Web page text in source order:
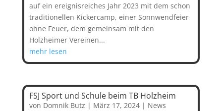
auf ein ereignisreiches Jahr 2023 mit dem schon
traditionellen Kickercamp, einer Sonnwendfeier
ohne Feuer, dem gemeinsam mit den
Holzheimer Vereinen...
mehr lesen
FSJ Sport und Schule beim TB Holzheim
von Domnik Butz | März 17, 2024| News